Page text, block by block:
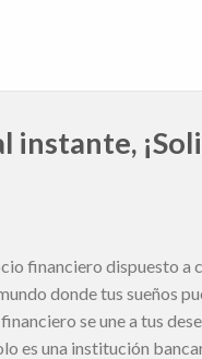
instante,
financiero dispuesto a
donde tus sueños
se une a tus
es una institución